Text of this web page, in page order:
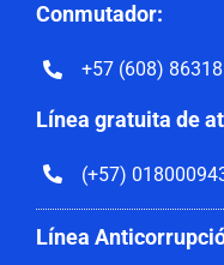
Conmutador:
+57 (608)
Línea gratuita de
(+57)
Línea